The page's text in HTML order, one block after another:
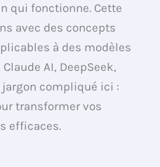
qui fonctionne. Cette
avec des concepts
à des modèles
AI, DeepSeek,
jargon compliqué ici :
transformer vos
efficaces.